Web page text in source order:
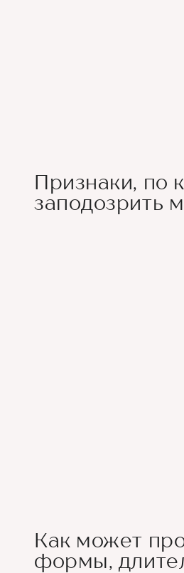
Признаки, по
заподозрить
Как может
формы,